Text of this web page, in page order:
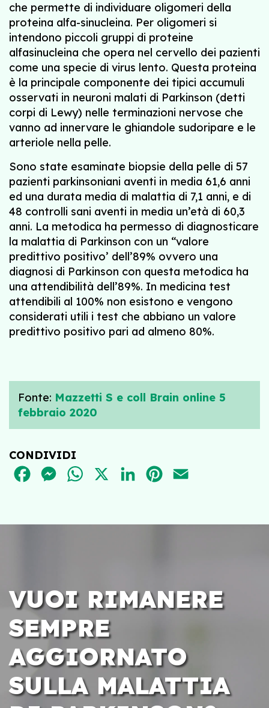
che permette di individuare oligomeri della
proteina alfa-sinucleina. Per oligomeri si
intendono piccoli gruppi di proteine
alfasinucleina che opera nel cervello dei pazienti
come una specie di virus lento. Questa proteina
è la principale componente dei tipici accumuli
osservati in neuroni malati di Parkinson (detti
corpi di Lewy) nelle terminazioni nervose che
vanno ad innervare le ghiandole sudoripare e le
arteriole nella pelle.
Sono state esaminate biopsie della pelle di 57
pazienti parkinsoniani aventi in media 61,6 anni
ed una durata media di malattia di 7,1 anni, e di
48 controlli sani aventi in media un’età di 60,3
anni. La metodica ha permesso di diagnosticare
la malattia di Parkinson con un “valore
predittivo positivo’ dell’89% ovvero una
diagnosi di Parkinson con questa metodica ha
una attendibilità dell’89%. In medicina test
attendibili al 100% non esistono e vengono
considerati utili i test che abbiano un valore
predittivo positivo pari ad almeno 80%.
Fonte: Mazzetti S e coll Brain online 5
febbraio 2020
CONDIVIDI
FACEBOOKMESSENGER
WHATSAPPLINKEDINPINTEREST
VUOI RIMANERE
SEMPRE
AGGIORNATO
SULLA MALATTIA